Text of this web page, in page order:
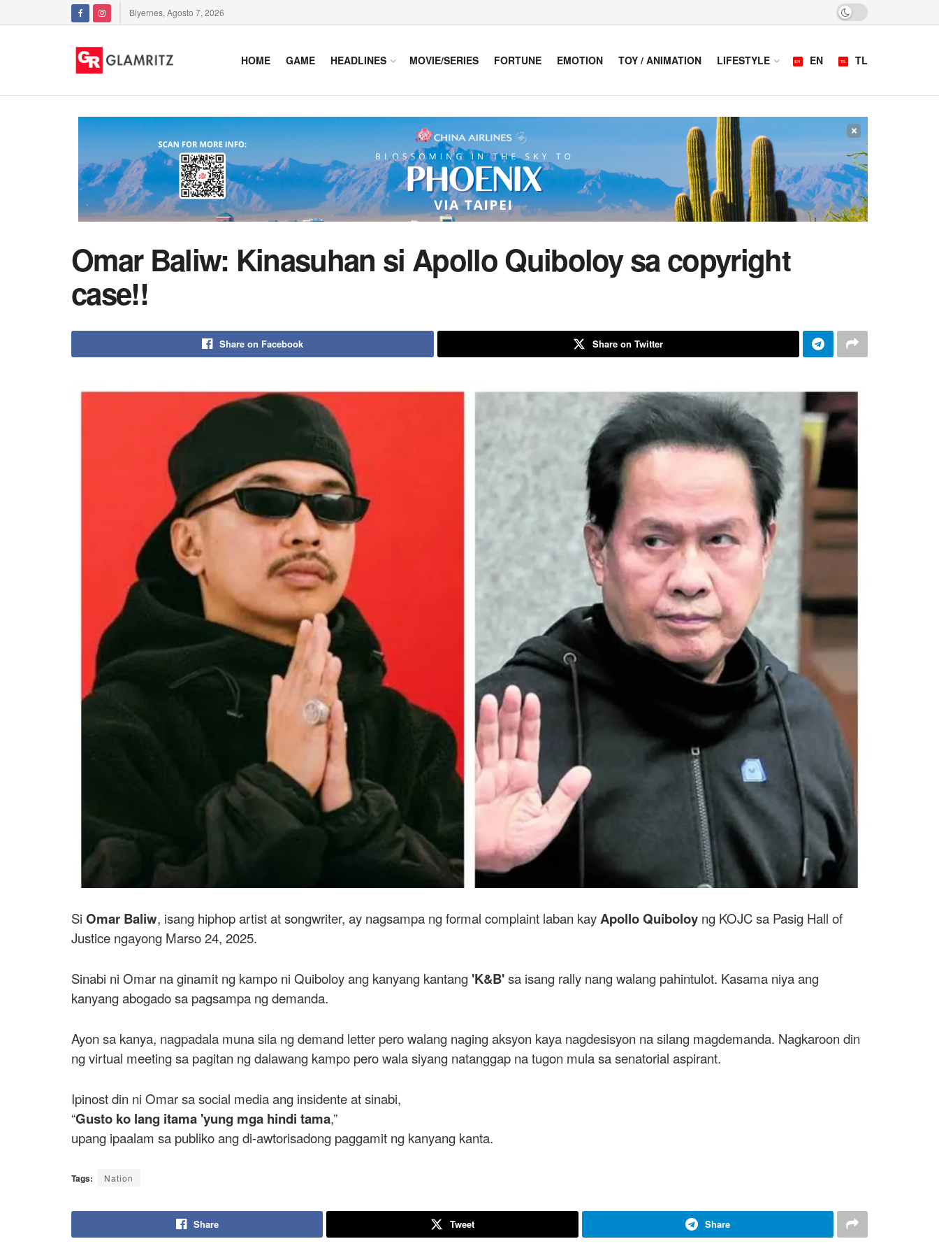
Biyernes, Agosto 7, 2026
HOME GAME HEADLINES MOVIE/SERIES FORTUNE EMOTION TOY / ANIMATION LIFESTYLE EN TL
×
Omar Baliw: Kinasuhan si Apollo Quiboloy sa copyright
case!!
Share on Facebook Share on Twitter
Si Omar Baliw, isang hiphop artist at songwriter, ay nagsampa ng formal complaint laban kayApollo Quiboloy ng KOJC sa Pasig Hall of
Justice ngayong Marso 24, 2025.
Sinabi ni Omar na ginamit ng kampo ni Quiboloy ang kanyang kantang 'K&B'sa isang rally nang walang pahintulot. Kasama niya ang
kanyang abogado sa pagsampa ng demanda.
Ayon sa kanya, nagpadala muna sila ng demand letter pero walang naging aksyon kaya nagdesisyon na silang magdemanda. Nagkaroon din
ng virtual meeting sa pagitan ng dalawang kampo pero wala siyang natanggap na tugon mula sa senatorial aspirant.
Ipinost din ni Omar sa social media ang insidente at sinabi,
“Gusto ko lang itama 'yung mga hindi tama,”
upang ipaalam sa publiko ang di-awtorisadong paggamit ng kanyang kanta.
Tags: Nation
Share Tweet Share